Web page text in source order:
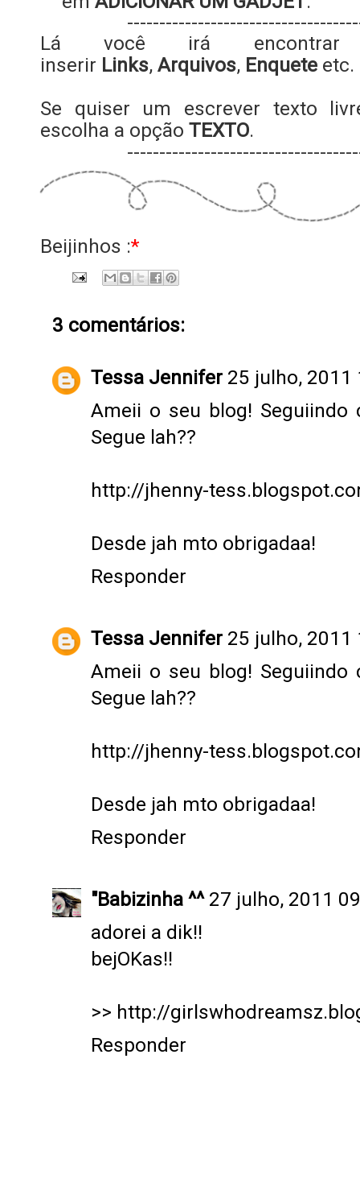
Lá você irá
inserir Links, Arquivos, Enquete etc.
Se quiser um escrever texto
escolha a opção TEXTO.
Beijinhos :*
3 comentários:
Tessa Jennifer 25 julho, 2011
Ameii o seu blog!
Segue lah??
http://jhenny-
Desde jah mto obrigadaa!
Responder
Tessa Jennifer 25 julho, 2011
Ameii o seu blog!
Segue lah??
http://jhenny-
Desde jah mto obrigadaa!
Responder
"Babizinha ^^ 27 julho, 2011
adorei a dik!!
bejOKas!!
>> http://
Responder